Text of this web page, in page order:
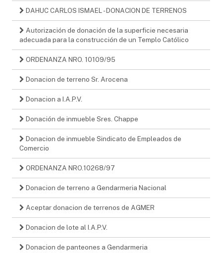
DAHUC CARLOS ISMAEL - DONACION DE TERRENOS
Autorización de donación de la superficie necesaria
adecuada para la construcción de un Templo Católico
ORDENANZA NRO. 10109/95
Donacion de terreno Sr. Arocena
Donacion a I.A.P.V.
Donación de inmueble Sres. Chappe
Donacion de inmueble Sindicato de Empleados de
Comercio
ORDENANZA NRO.10268/97
Donacion de terreno a Gendarmeria Nacional
Aceptar donacion de terrenos de AGMER
Donacion de lote al I.A.P.V.
Donacion de panteones a Gendarmeria